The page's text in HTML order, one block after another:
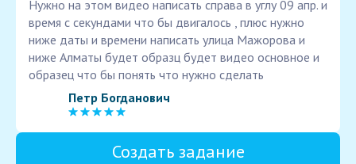
Нужно на этом видео написать справа в углу 09 апр. и
время с секундами что бы двигалось , плюс нужно
ниже даты и времени написать улица Мажорова и
ниже Алматы будет образц будет видео основное и
образец что бы понять что нужно сделать
Петр Богданович
Создать задание